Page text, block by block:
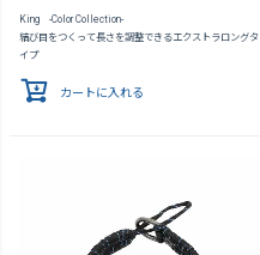
King -Color Collection-
結び目をつくって長さを調整できるエクストラロングタ
イプ
カートに入れる